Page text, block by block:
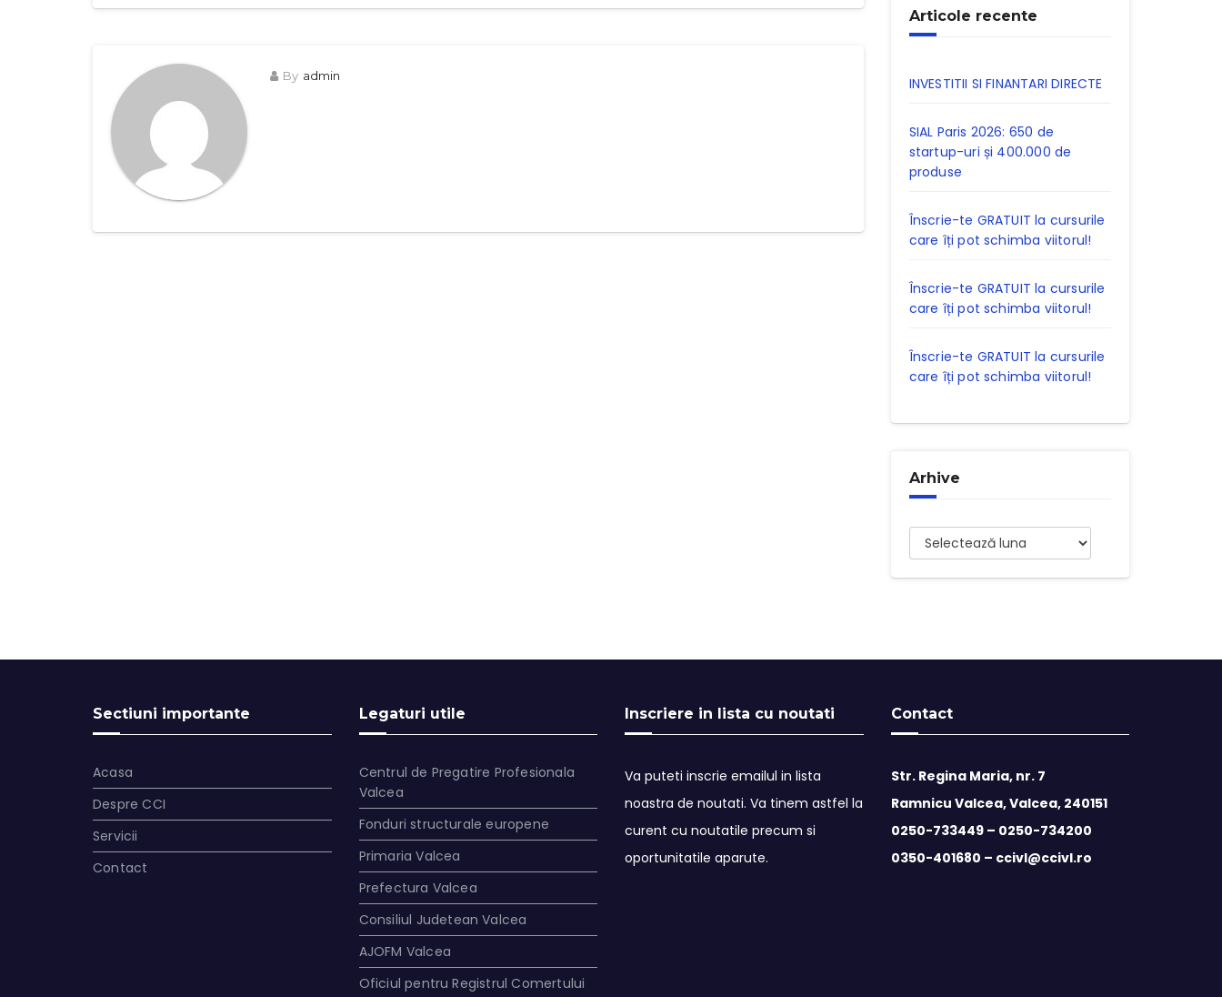
By admin
Articole recente
INVESTITII SI FINANTARI DIRECTE
SIAL Paris 2026: 650 de
startup-uri și 400.000 de
produse
Înscrie-te GRATUIT la cursurile
care îți pot schimba viitorul!
Înscrie-te GRATUIT la cursurile
care îți pot schimba viitorul!
Înscrie-te GRATUIT la cursurile
care îți pot schimba viitorul!
Arhive
Arhive
Sectiuni importante
Acasa
Despre CCI
Servicii
Contact
Legaturi utile
Centrul de Pregatire Profesionala
Valcea
Fonduri structurale europene
Primaria Valcea
Prefectura Valcea
Consiliul Judetean Valcea
AJOFM Valcea
Oficiul pentru Registrul Comertului
Inscriere in lista cu noutati
Va puteti inscrie emailul in lista
noastra de noutati. Va tinem astfel la
curent cu noutatile precum si
oportunitatile aparute.
Contact
Str. Regina Maria, nr. 7
Ramnicu Valcea, Valcea, 240151
0250-733449 – 0250-734200
0350-401680 – ccivl@ccivl.ro